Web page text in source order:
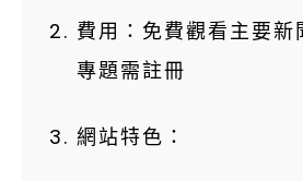
費用：免費觀看主要新
專題需註冊
網站特色：